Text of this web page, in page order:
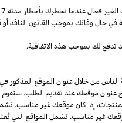
الغير فعالعندما نخطرك بأخطار مدته 7
حال وفاتك بموجب القانون النافذ
تدفع لك بموجب هذه الاتفاقية.
من خلال عنوان الموقع
عنوان موقعك عند تقديم الطلب.
إذا كان موقعك غير مناسب.
غير مناسب. تشمل المواقع التي